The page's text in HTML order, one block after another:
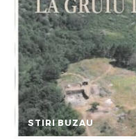
STIRI BUZAU